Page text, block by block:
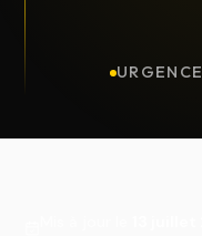
URGENCE